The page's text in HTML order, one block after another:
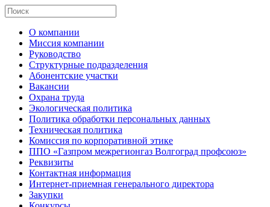
О компании
Миссия компании
Руководство
Структурные подразделения
Абонентские участки
Вакансии
Охрана труда
Экологическая политика
Политика обработки персональных данных
Техническая политика
Комиссия по корпоративной этике
ППО «Газпром межрегионгаз Волгоград профсоюз»
Реквизиты
Контактная информация
Интернет-приемная генерального директора
Закупки